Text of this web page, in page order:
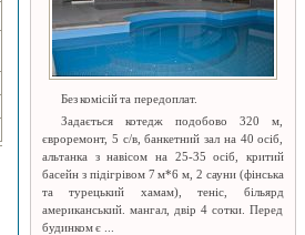
Без комісій та передоплат.
Задається котедж подобово 320 м,
євроремонт, 5 с/в, банкетний зал на 40 осіб,
альтанка з навісом на 25-35 осіб, критий
басейн з підігрівом 7 м*6 м, 2 сауни (фінська
та турецький хамам), теніс, більярд
американський. мангал, двір 4 сотки. Перед
будинком є ​​...